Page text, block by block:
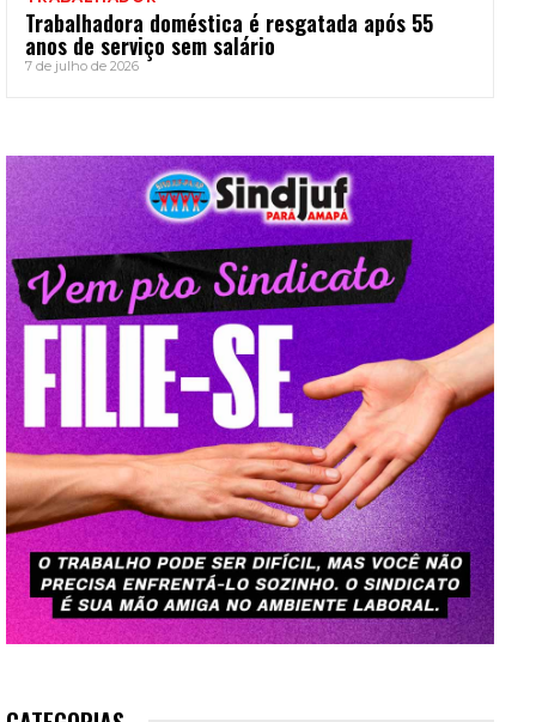
Trabalhadora doméstica é resgatada após 55
anos de serviço sem salário
7 de julho de 2026